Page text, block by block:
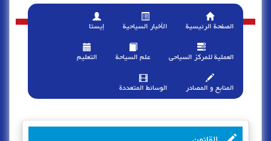
الصفحة الرئیسیة الأخبار السیاحیة إیستا
العملیة للمرکز السیاحی علم السیاحة التعلیم
المنابع و المصادر الوسائط المتعددة